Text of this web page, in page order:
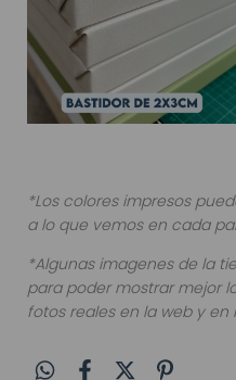
*Los colores impresos
a lo que vemos en cada
*Algunas imagenes de la
para poder mostrar mejor
fotos reales en la web y en